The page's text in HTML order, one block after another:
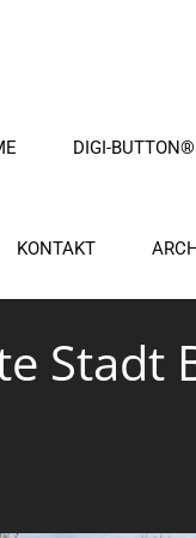
DIGI-BUTTON®
KONTAKT
Stadt